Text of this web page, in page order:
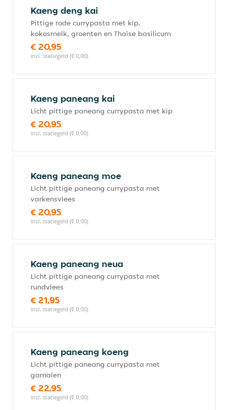
Kaeng deng kai
Pittige rode currypasta met kip,
kokosmelk, groenten en Thaise basilicum
€ 20,95
incl. statiegeld (€ 0,00)
Kaeng paneang kai
Licht pittige paneang currypasta met kip
€ 20,95
incl. statiegeld (€ 0,00)
Kaeng paneang moe
Licht pittige paneang currypasta met
varkensvlees
€ 20,95
incl. statiegeld (€ 0,00)
Kaeng paneang neua
Licht pittige paneang currypasta met
rundvlees
€ 21,95
incl. statiegeld (€ 0,00)
Kaeng paneang koeng
Licht pittige paneang currypasta met
garnalen
€ 22,95
incl. statiegeld (€ 0,00)